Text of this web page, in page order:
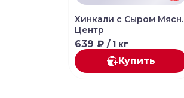
Хинкали с Сыром Мясн.
Центр
639 ₽ / 1 кг
Купить